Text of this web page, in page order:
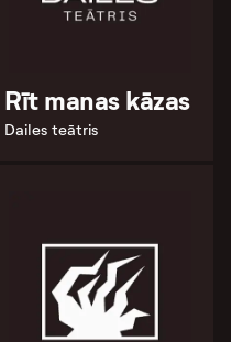
Rīt manas kāzas
Dailes teātris